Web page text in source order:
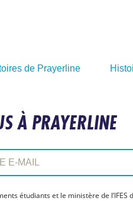
de Prayerline
À PRAYERLINE
étudiants et le ministère de